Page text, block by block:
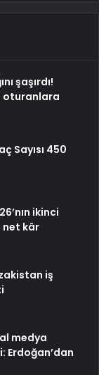
şaşırdı!
oturanlara
Sayısı 450
ikinci
net kâr
iş
medya
Erdoğan’dan